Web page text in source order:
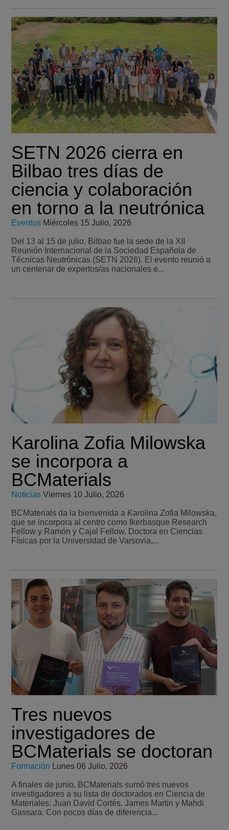
SETN 2026 cierra en
Bilbao tres días de
ciencia y colaboración
en torno a la neutrónica
Eventos Miércoles 15 Julio, 2026
Del 13 al 15 de julio, Bilbao fue la sede de la XII
Reunión Internacional de la Sociedad Española de
Técnicas Neutrónicas (SETN 2026). El evento reunió a
un centenar de expertos/as nacionales e...
Karolina Zofia Milowska
se incorpora a
BCMaterials
Noticias Viernes 10 Julio, 2026
BCMaterials da la bienvenida a Karolina Zofia Milowska,
que se incorpora al centro como Ikerbasque Research
Fellow y Ramón y Cajal Fellow. Doctora en Ciencias
Físicas por la Universidad de Varsovia,...
Tres nuevos
investigadores de
BCMaterials se doctoran
Formación Lunes 06 Julio, 2026
A finales de junio, BCMaterials sumó tres nuevos
investigadores a su lista de doctorados en Ciencia de
Materiales: Juan David Cortés, James Martin y Mahdi
Gassara. Con pocos días de diferencia...